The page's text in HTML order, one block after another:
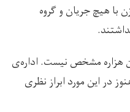
با هیچ جریان و گروه
هزاره مشخص نیست. اداره‌ی
در این مورد ابراز نظری